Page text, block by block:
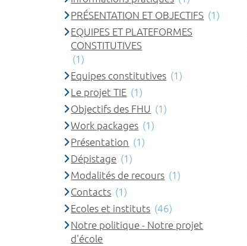
PRÉSENTATION ET OBJECTIFS (1)
EQUIPES ET PLATEFORMES
CONSTITUTIVES
(1)
Equipes constitutives (1)
Le projet TIE (1)
Objectifs des FHU (1)
Work packages (1)
Présentation (1)
Dépistage (1)
Modalités de recours (1)
Contacts (1)
Ecoles et instituts (46)
Notre politique - Notre projet
d'école